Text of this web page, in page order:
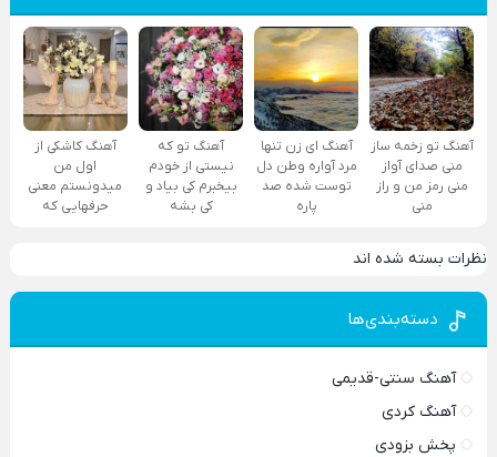
آهنگ تو زخمه ساز
منی صدای آواز
منی رمز من و راز
منی
آهنگ ای زن تنها
مرد آواره وطن دل
توست شده صد
پاره
آهنگ تو که
نیستی از خودم
بیخبرم کی بیاد و
کی بشه
آهنگ کاشکی از
اول من
میدونستم معنی
حرفهایی که
نظرات بسته شده اند
دسته‌بندی‌ها
آهنگ سنتی-قدیمی
آهنگ کردی
پخش بزودی